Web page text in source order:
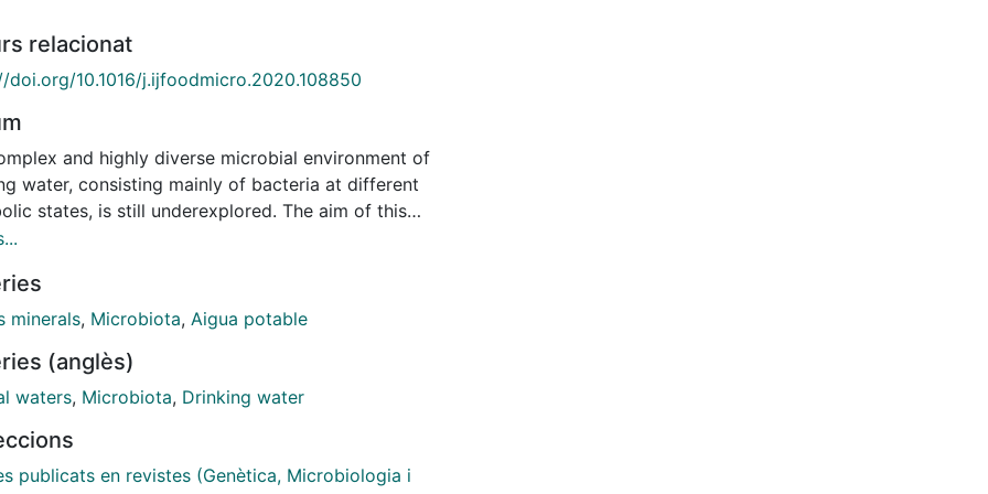
relacionat
doi.org/10.1016/j.ijfoodmicro.2020.108850
and highly diverse microbial environment of
water, consisting mainly of bacteria at different
states, is still underexplored. The aim of this
to characterize the bacterial communities in tap
of drinking water in modern societies. A total of
water samples from a range of locations and
water were analysed using two approaches: a)
plate counts by matrixassisted laser
TOF MS) for the culturable heterotrophic
and b) Illumina amplicon sequencing for
minerals, Microbiota, Aigua potable
(anglès)
waters, Microbiota, Drinking water
publicats en revistes (Genètica, Microbiologia i